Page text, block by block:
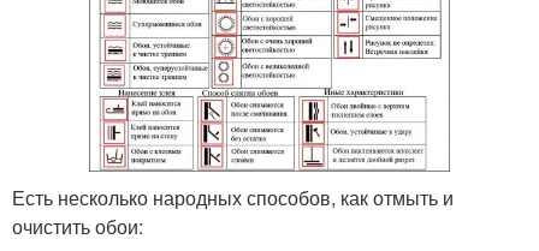
Есть несколько народных способов, как отмыть и
очистить обои: